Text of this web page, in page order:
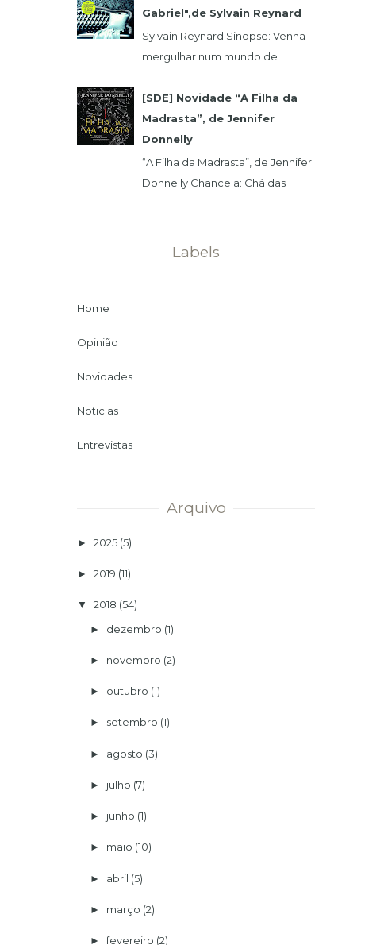
its...
Gabriel",de Sylvain Reynard
Sylvain Reynard Sinopse: Venha
mergulhar num mundo de
sem limites....
[SDE] Novidade “A Filha da
Madrasta”, de Jennifer
Donnelly
“A Filha da Madrasta”, de Jennifer
Donnelly Chancela: Chá das
Labels
Home
Opinião
Novidades
Noticias
Entrevistas
Arquivo
► 2025 (5)
► 2019 (11)
▼ 2018 (54)
► dezembro (1)
► novembro (2)
► outubro (1)
► setembro (1)
► agosto (3)
► julho (7)
► junho (1)
► maio (10)
► abril (5)
► março (2)
►fevereiro (2)